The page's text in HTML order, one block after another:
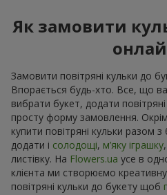
Як замовити
Замовити повітряні кульки до
Впорається будь-хто. Все, що
вибрати букет, додати
просту форму замовлення.
купити повітряні кульки разом
додати і солодощі, м’яку іграшку,
листівку. На Flowers.ua усе в
клієнта ми створюємо
повітряні кульки до букету щоб